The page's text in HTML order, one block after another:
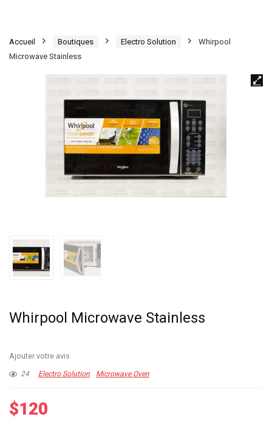
Accueil Boutiques Electro Solution
Whirpool
Microwave Stainless
Whirpool Microwave Stainless
Ajouter votre avis
24 Electro Solution Microwave Oven
$120